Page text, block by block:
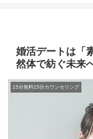
婚活デートは「
然体で紡ぐ未来
15分無料15分カウンセリング